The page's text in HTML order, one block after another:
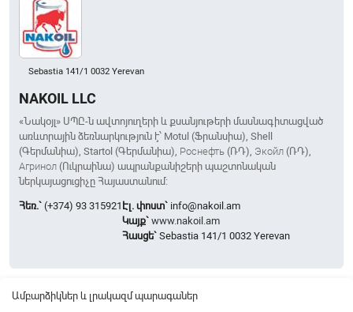
Sebastia 141/1 0032 Yerevan
NAKOIL LLC
«Նակoյլ» ՍՊԸ-ն ավտոյուղերի և քսանյութերի մասնագիտացված
առևտրային ձեռնարկություն է՝ Motul (Ֆրանսիա), Shell
(Գերմանիա), Startol (Գերմանիա), Роснефть (ՌԴ), Экойл (ՌԴ),
Агринол (Ուկրաինա) ապրանքանիշերի պաշտոնական
ներկայացուցիչը Հայաստանում:
Հեռ.` (+374) 93 315921 Էլ. փոստ` info@nakoil.am
Կայք` www.nakoil.am
Հասցե` Sebastia 141/1 0032 Yerevan
Ամբարձիկներ և լրակազմ պարագաներ